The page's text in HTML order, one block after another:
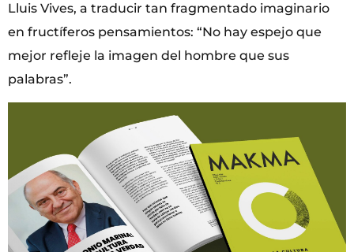
Lluis Vives, a traducir tan fragmentado imaginario
en fructíferos pensamientos: “No hay espejo que
mejor refleje la imagen del hombre que sus
palabras”.